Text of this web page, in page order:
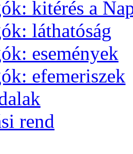
ki­té­rés a
lát­ha­tó­ság
ese­mé­nyek
efe­me­ri­szek
rend